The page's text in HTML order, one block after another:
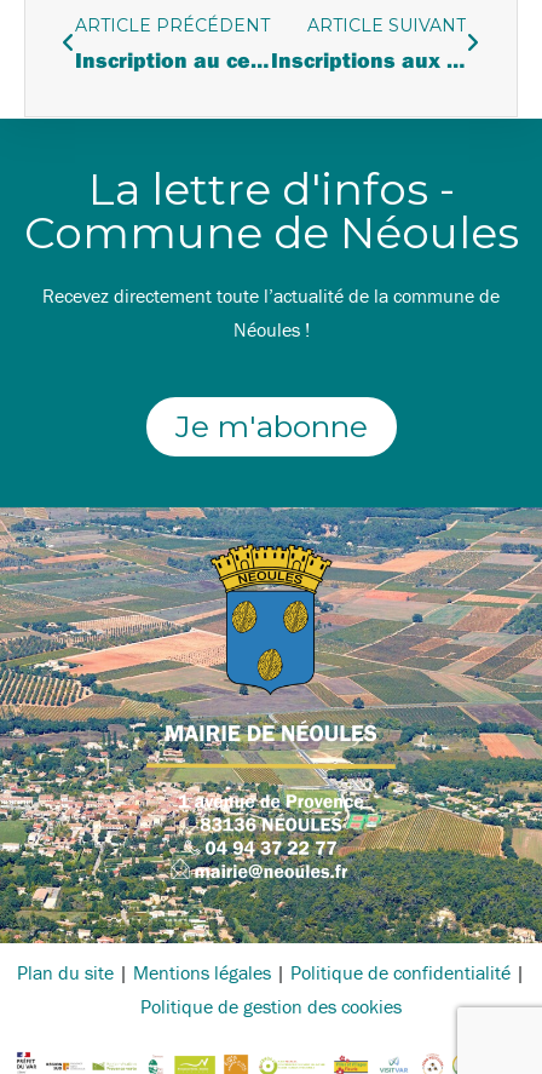
ARTICLE PRÉCÉDENT
Inscription au centre de loisirs pour les vacances de Pâques 2026
ARTICLE SUIVANT
Inscriptions aux écoles | Rentrée 2026-2027
La lettre d'infos -
Commune de Néoules
Recevez directement toute l’actualité de la commune de
Néoules !
Je m'abonne
Plan du site | Mentions légales | Politique de confidentialité |
Politique de gestion des cookies